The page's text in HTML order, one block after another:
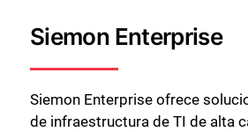
Siemon Enterprise
Siemon Enterprise ofrece
de infraestructura de TI de alta